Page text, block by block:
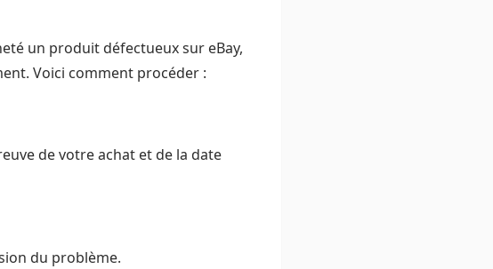
un produit défectueux sur eBay,
Voici comment procéder :
de votre achat et de la date
du problème.